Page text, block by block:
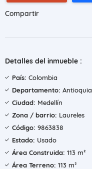
Compartir
Detalles del inmueble :
País: Colombia
Departamento: Antioquia
Ciudad: Medellín
Zona / barrio: Laureles
Código: 9863838
Estado: Usado
Área Construida: 113 m²
Área Terreno: 113 m²